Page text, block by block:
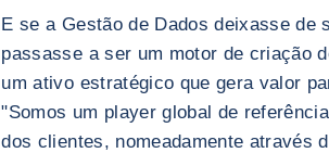
E se a Gestão de Dados deixasse de
passasse a ser um motor de criação
um ativo estratégico que gera valor
"Somos um player global de
dos clientes, nomeadamente através